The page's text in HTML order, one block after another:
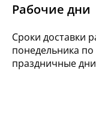
Рабочие дни
Сроки доставки
понедельника
праздничные